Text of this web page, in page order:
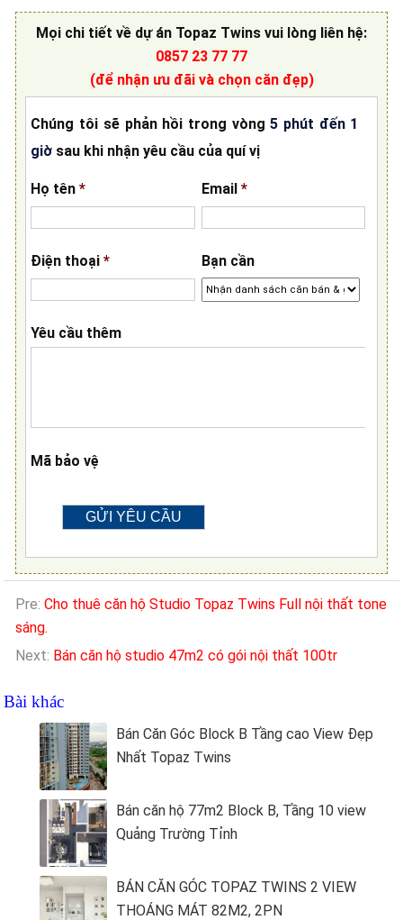
Mọi chi tiết về dự án Topaz Twins vui lòng liên hệ:
0857 23 77 77
(để nhận ưu đãi và chọn căn đẹp)
Chúng tôi sẽ phản hồi trong vòng5 phút đến 1
giờ sau khi nhận yêu cầu của quí vị
Họ tên * Email *
Điện thoại * Bạn cần
Yêu cầu thêm
Mã bảo vệ
Pre:Cho thuê căn hộ Studio Topaz Twins Full nội thất tone
sáng.
Next: Bán căn hộ studio 47m2 có gói nội thất 100tr
Bài khác
Bán Căn Góc Block B Tầng cao View Đẹp
Nhất Topaz Twins
Bán căn hộ 77m2 Block B, Tầng 10 view
Quảng Trường Tỉnh
BÁN CĂN GÓC TOPAZ TWINS 2 VIEW
THOÁNG MÁT 82M2, 2PN